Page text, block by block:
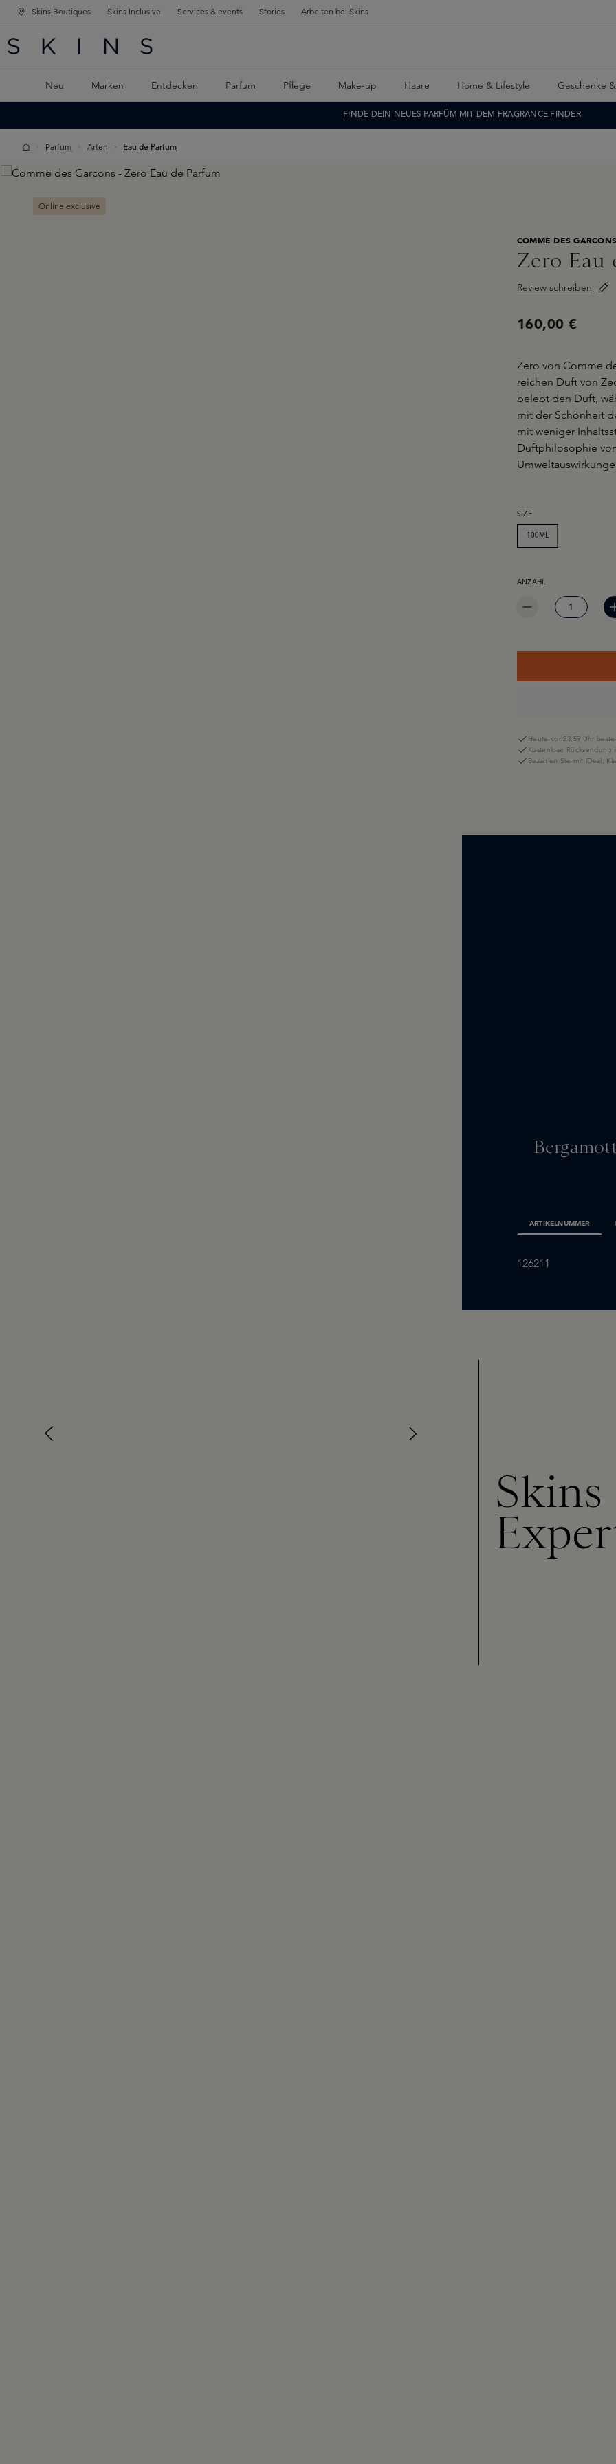
SPRINGEN
SPRINGEN
Skins Boutiques Skins Inclusive Services & events Stories Arbeiten bei Skins
Neu Marken Entdecken Parfum Pflege Make-up Haare Home & Lifestyle Geschenke
FINDE DEIN NEUES PARFÜM MIT DEM FRAGRANCE FINDER
Parfum Arten Eau de Parfum
Skip image gallery
Online exclusive
COMME DES GARCONS
Zero Eau
Review schreiben
160,00 €
Zero von Comme
reichen Duft von
belebt den Duft,
mit der Schönheit
mit weniger
Duftphilosophie
SIZEAUSWÄHLEN
100ML
PRODUKT ANZAHL: GIB
ANZAHL
Heute vor 23:59 Uhr
Kostenlose Rücksendung
Bezahlen Sie mit iDeal,
ARTIKELNUMMER
126211
Skins